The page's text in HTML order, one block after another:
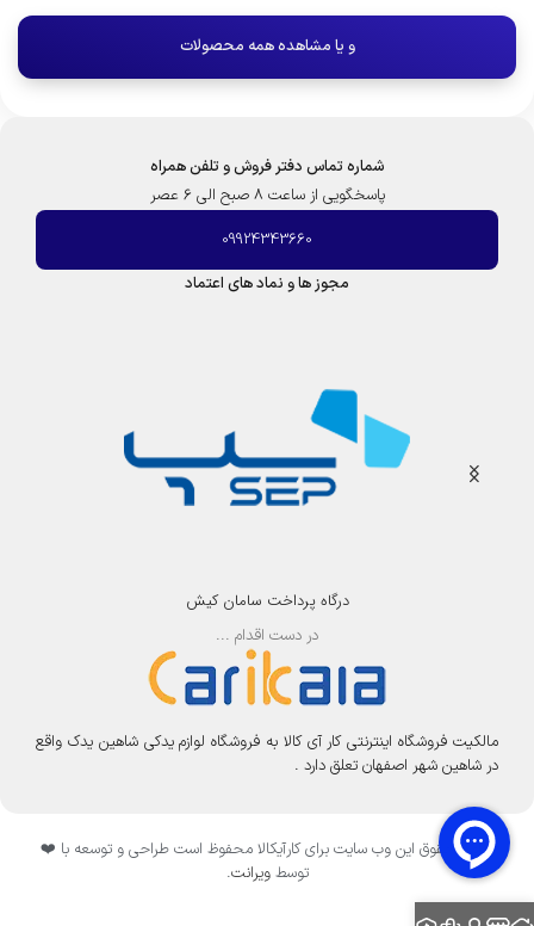
و یا مشاهده همه محصولات
شماره تماس دفتر فروش و تلفن همراه
پاسخگویی از ساعت 8 صبح الی 6 عصر
09924343660
مجوز ها و نماد های اعتماد
درگاه پرداخت سامان کیش
در دست اقدام ...
مالکیت فروشگاه اینترنتی کار آی کالا به فروشگاه لوازم یدکی شاهین یدک واقع
در شاهین شهر اصفهان تعلق دارد .
تمامی حقوق این وب سایت برای کارآیکالا محفوظ است طراحی و توسعه با ❤️
توسطویرانت.